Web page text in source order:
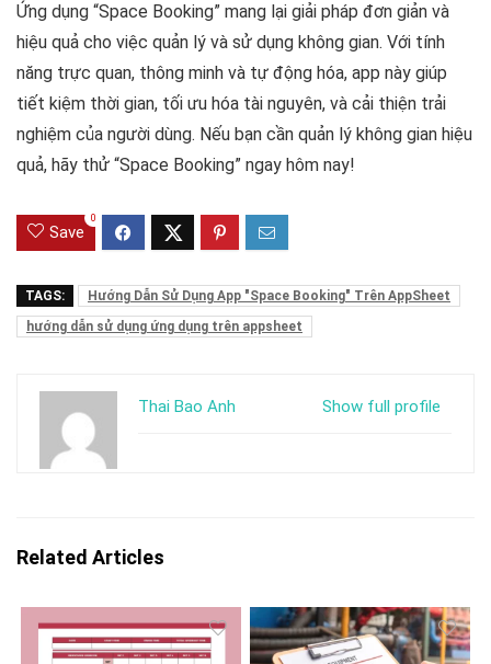
Ứng dụng “Space Booking” mang lại giải pháp đơn giản và
hiệu quả cho việc quản lý và sử dụng không gian. Với tính
năng trực quan, thông minh và tự động hóa, app này giúp
tiết kiệm thời gian, tối ưu hóa tài nguyên, và cải thiện trải
nghiệm của người dùng. Nếu bạn cần quản lý không gian hiệu
quả, hãy thử “Space Booking” ngay hôm nay!
Save
0
TAGS:
Hướng Dẫn Sử Dụng App "Space Booking" Trên AppSheet
hướng dẫn sử dụng ứng dụng trên appsheet
Show full profile
Thai Bao Anh
Related Articles